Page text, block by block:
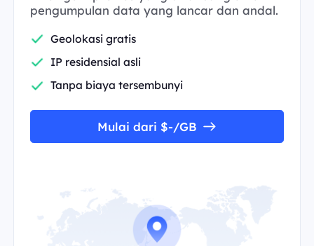
pengumpulan data yang lancar dan andal.
Geolokasi gratis
IP residensial asli
Tanpa biaya tersembunyi
Mulai dari $-/GB